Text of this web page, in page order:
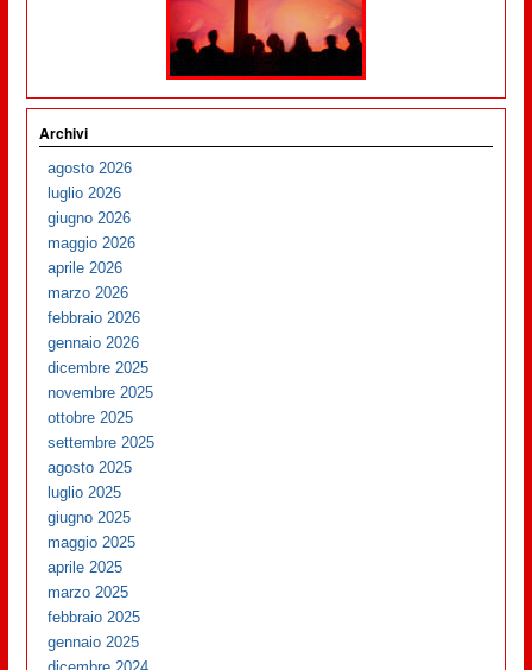
Archivi
agosto 2026
luglio 2026
giugno 2026
maggio 2026
aprile 2026
marzo 2026
febbraio 2026
gennaio 2026
dicembre 2025
novembre 2025
ottobre 2025
settembre 2025
agosto 2025
luglio 2025
giugno 2025
maggio 2025
aprile 2025
marzo 2025
febbraio 2025
gennaio 2025